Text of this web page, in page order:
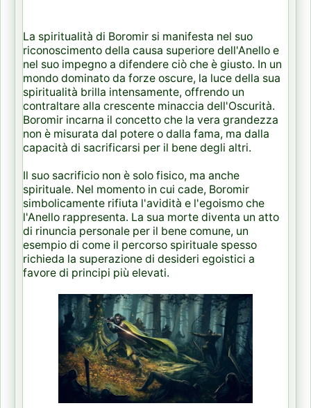
La spiritualità di Boromir si manifesta nel suo
riconoscimento della causa superiore dell'Anello e
nel suo impegno a difendere ciò che è giusto. In un
mondo dominato da forze oscure, la luce della sua
spiritualità brilla intensamente, offrendo un
contraltare alla crescente minaccia dell'Oscurità.
Boromir incarna il concetto che la vera grandezza
non è misurata dal potere o dalla fama, ma dalla
capacità di sacrificarsi per il bene degli altri.
Il suo sacrificio non è solo fisico, ma anche
spirituale. Nel momento in cui cade, Boromir
simbolicamente rifiuta l'avidità e l'egoismo che
l'Anello rappresenta. La sua morte diventa un atto
di rinuncia personale per il bene comune, un
esempio di come il percorso spirituale spesso
richieda la superazione di desideri egoistici a
favore di principi più elevati.